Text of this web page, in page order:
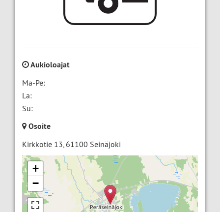
Aukioloajat
Ma-Pe:
La:
Su:
Osoite
Kirkkotie 13, 61100 Seinäjoki
+
−